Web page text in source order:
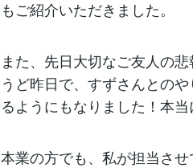
の笑う声にそっくりになって落ち着い
ました。 「mailは大切に保管するね。
もご紹介いただきました。
また、先日大切なご友人の
うど昨日で、すずさんとの
るようにもなりました！本
本業の方でも、私が担当さ